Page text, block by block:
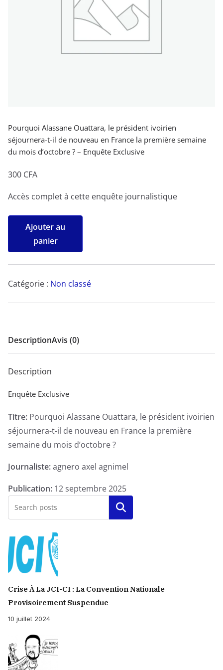
Pourquoi Alassane Ouattara, le président ivoirien
séjournera-t-il de nouveau en France la première semaine
du mois d’octobre ? – Enquête Exclusive
300 CFA
Accès complet à cette enquête journalistique
quantité
Pourquoi
Alassane
Ouattara,
président
de
nouveau
France
la
première
du
mois
Enquête
Exclusive
Ajouter au
panier
Catégorie : Non classé
DescriptionAvis (0)
Description
Enquête Exclusive
Titre: Pourquoi Alassane Ouattara, le président ivoirien
séjournera-t-il de nouveau en France la première
semaine du mois d’octobre ?
Journaliste:agnero axel agnimel
Publication: 12 septembre 2025
Rechercher
Crise À La JCI-CI : La Convention Nationale
Provisoirement Suspendue
10 juillet 2024